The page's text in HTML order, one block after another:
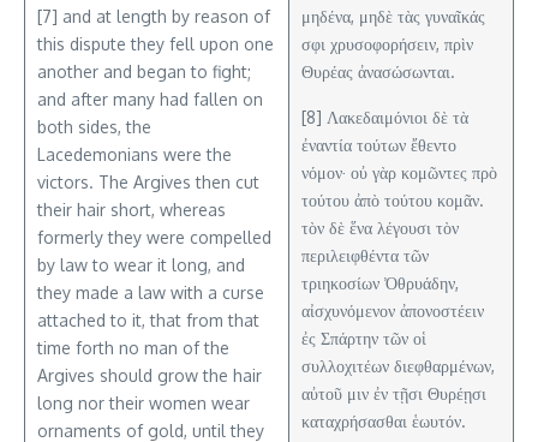
[7] and at length by reason of
this dispute they fell upon one
another and began to fight;
and after many had fallen on
both sides, the
Lacedemonians were the
victors. The Argives then cut
their hair short, whereas
formerly they were compelled
by law to wear it long, and
they made a law with a curse
attached to it, that from that
time forth no man of the
Argives should grow the hair
long nor their women wear
ornaments of gold, until they
μηδένα, μηδὲ τὰς γυναῖκάς
σφι χρυσοφορήσειν, πρὶν
Θυρέας ἀνασώσωνται.
[8] Λακεδαιμόνιοι δὲ τὰ
ἐναντία τούτων ἔθεντο
νόμον· οὐ γὰρ κομῶντες πρὸ
τούτου ἀπὸ τούτου κομᾶν.
τὸν δὲ ἕνα λέγουσι τὸν
περιλειφθέντα τῶν
τριηκοσίων Ὀθρυάδην,
αἰσχυνόμενον ἀπονοστέειν
ἐς Σπάρτην τῶν οἱ
συλλοχιτέων διεφθαρμένων,
αὐτοῦ μιν ἐν τῇσι Θυρέῃσι
καταχρήσασθαι ἑωυτόν.